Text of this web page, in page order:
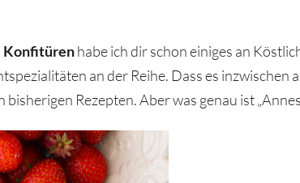
Konfitürenhabe ich dir schon einiges an
an der Reihe. Dass es inzwischen
Rezepten. Aber was genau ist „Annes